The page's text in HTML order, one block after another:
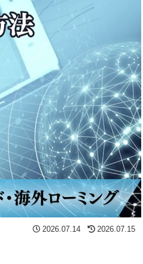
2026.07.14 2026.07.15